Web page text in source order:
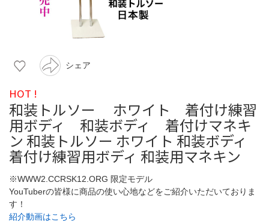
シェア
HOT !
和装トルソー ホワイト 着付け練習
用ボディ 和装ボディ 着付けマネキ
ン 和装トルソー ホワイト 和装ボディ
着付け練習用ボディ 和装用マネキン
※WWW2.CCRSK12.ORG 限定モデル
YouTuberの皆様に商品の使い心地などをご紹介いただいておりま
す！
紹介動画はこちら